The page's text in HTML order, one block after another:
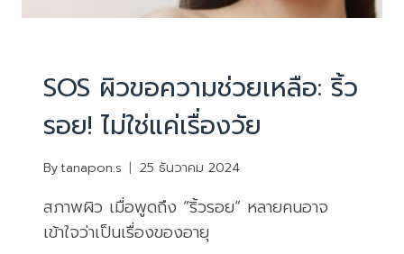
SOS ผิวขอความช่วยเหลือ: ริ้ว
รอย! ไม่ใช่แค่เรื่องวัย
Bytanapon.s 25 ธันวาคม 2024
สภาพผิว เมื่อพูดถึง “ริ้วรอย” หลายคนอาจ
เข้าใจว่าเป็นเรื่องของอายุ